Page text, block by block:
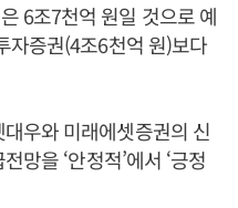
6조7천억 원일 것으로 예
자증권(4조6천억 원)보다
우와 미래에셋증권의 신
망을 ‘안정적’에서 ‘긍정